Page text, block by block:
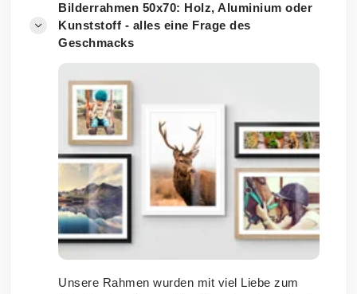
Bilderrahmen 50x70: Holz, Aluminium oder
Kunststoff - alles eine Frage des
Geschmacks
Unsere Rahmen wurden mit viel Liebe zum